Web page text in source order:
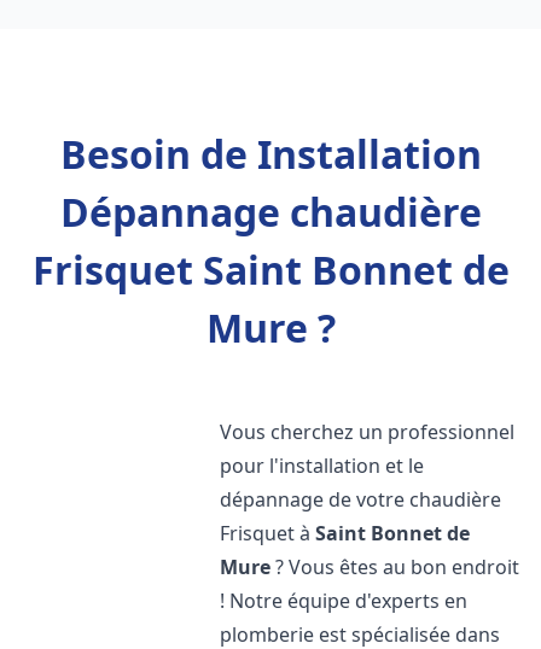
Besoin de Installation
Dépannage chaudière
Frisquet Saint Bonnet de
Mure ?
Vous cherchez un professionnel
pour l'installation et le
dépannage de votre chaudière
Frisquet àSaint Bonnet de
Mure? Vous êtes au bon endroit
! Notre équipe d'experts en
plomberie est spécialisée dans